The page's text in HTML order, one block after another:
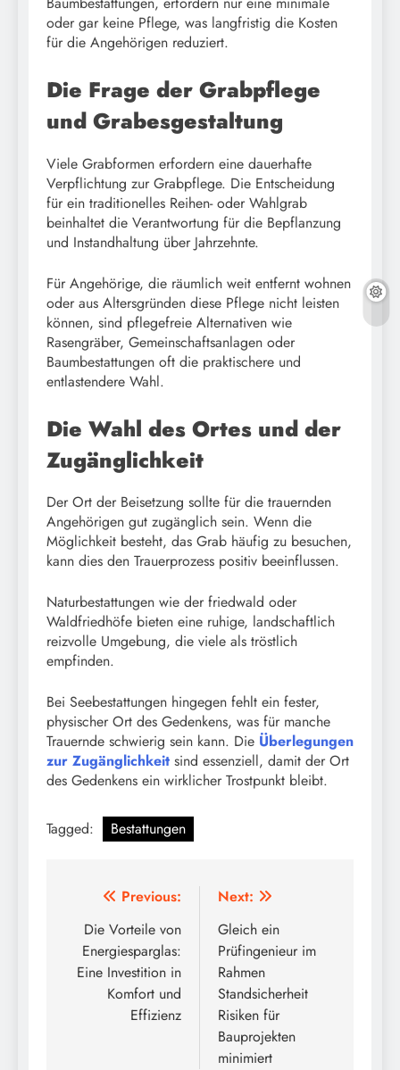
oder gar keine Pflege, was langfristig die Kosten
für die Angehörigen reduziert.
Die Frage der Grabpflege
und Grabesgestaltung
Viele Grabformen erfordern eine dauerhafte
Verpflichtung zur Grabpflege. Die Entscheidung
für ein traditionelles Reihen- oder Wahlgrab
beinhaltet die Verantwortung für die Bepflanzung
und Instandhaltung über Jahrzehnte.
Für Angehörige, die räumlich weit entfernt wohnen
oder aus Altersgründen diese Pflege nicht leisten
können, sind pflegefreie Alternativen wie
Rasengräber, Gemeinschaftsanlagen oder
Baumbestattungen oft die praktischere und
entlastendere Wahl.
Die Wahl des Ortes und der
Zugänglichkeit
Der Ort der Beisetzung sollte für die trauernden
Angehörigen gut zugänglich sein. Wenn die
Möglichkeit besteht, das Grab häufig zu besuchen,
kann dies den Trauerprozess positiv beeinflussen.
Naturbestattungen wie der friedwald oder
Waldfriedhöfe bieten eine ruhige, landschaftlich
reizvolle Umgebung, die viele als tröstlich
empfinden.
Bei Seebestattungen hingegen fehlt ein fester,
physischer Ort des Gedenkens, was für manche
Trauernde schwierig sein kann. Die Überlegungen
zur Zugänglichkeit sind essenziell, damit der Ort
des Gedenkens ein wirklicher Trostpunkt bleibt.
Tagged: Bestattungen
Post
navigation
Previous:
Die Vorteile von
Energiesparglas:
Eine Investition in
Komfort und
Effizienz
Next:
Gleich ein
Prüfingenieur im
Rahmen
Standsicherheit
Risiken für
Bauprojekten
minimiert